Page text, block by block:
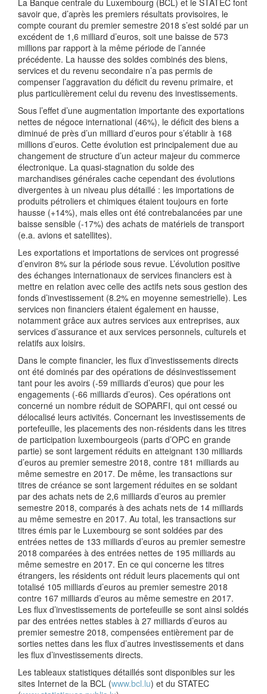
La Banque centrale du Luxembourg (BCL) et le STATEC font
savoir que, d’après les premiers résultats provisoires, le
compte courant du premier semestre 2018 s’est soldé par un
excédent de 1,6 milliard d’euros, soit une baisse de 573
millions par rapport à la même période de l’année
précédente. La hausse des soldes combinés des biens,
services et du revenu secondaire n’a pas permis de
compenser l’aggravation du déficit du revenu primaire, et
plus particulièrement celui du revenu des investissements.
Sous l’effet d’une augmentation importante des exportations
nettes de négoce international (46%), le déficit des biens a
diminué de près d’un milliard d’euros pour s’établir à 168
millions d’euros. Cette évolution est principalement due au
changement de structure d’un acteur majeur du commerce
électronique. La quasi-stagnation du solde des
marchandises générales cache cependant des évolutions
divergentes à un niveau plus détaillé : les importations de
produits pétroliers et chimiques étaient toujours en forte
hausse (+14%), mais elles ont été contrebalancées par une
baisse sensible (-17%) des achats de matériels de transport
(e.a. avions et satellites).
Les exportations et importations de services ont progressé
d’environ 8% sur la période sous revue. L’évolution positive
des échanges internationaux de services financiers est à
mettre en relation avec celle des actifs nets sous gestion des
fonds d’investissement (8.2% en moyenne semestrielle). Les
services non financiers étaient également en hausse,
notamment grâce aux autres services aux entreprises, aux
services d’assurance et aux services personnels, culturels et
relatifs aux loisirs.
Dans le compte financier, les flux d’investissements directs
ont été dominés par des opérations de désinvestissement
tant pour les avoirs (-59 milliards d’euros) que pour les
engagements (-66 milliards d’euros). Ces opérations ont
concerné un nombre réduit de SOPARFI, qui ont cessé ou
délocalisé leurs activités. Concernant les investissements de
portefeuille, les placements des non-résidents dans les titres
de participation luxembourgeois (parts d’OPC en grande
partie) se sont largement réduits en atteignant 130 milliards
d’euros au premier semestre 2018, contre 181 milliards au
même semestre en 2017. De même, les transactions sur
titres de créance se sont largement réduites en se soldant
par des achats nets de 2,6 milliards d’euros au premier
semestre 2018, comparés à des achats nets de 14 milliards
au même semestre en 2017. Au total, les transactions sur
titres émis par le Luxembourg se sont soldées par des
entrées nettes de 133 milliards d’euros au premier semestre
2018 comparées à des entrées nettes de 195 milliards au
même semestre en 2017. En ce qui concerne les titres
étrangers, les résidents ont réduit leurs placements qui ont
totalisé 105 milliards d’euros au premier semestre 2018
contre 167 milliards d’euros au même semestre en 2017.
Les flux d’investissements de portefeuille se sont ainsi soldés
par des entrées nettes stables à 27 milliards d’euros au
premier semestre 2018, compensées entièrement par de
sorties nettes dans les flux d’autres investissements et dans
les flux d’investissements directs.
Les tableaux statistiques détaillés sont disponibles sur les
sites Internet de la BCL (www.bcl.lu) et du STATEC